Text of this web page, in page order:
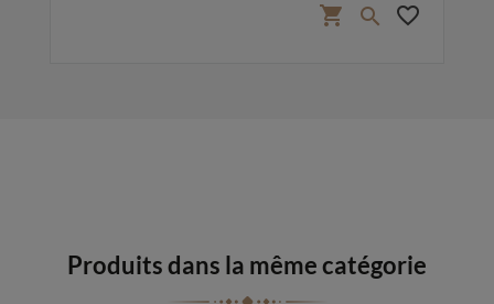
shopping_cart  favorite_border
Produits dans la même catégorie